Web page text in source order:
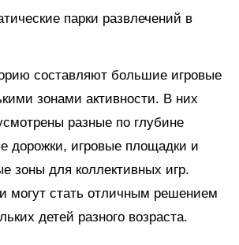
парки развлечений в
составляют большие игровые
зонами активности. В них
разные по глубине
дорожки, игровые площадки и
зоны для коллективных игр.
могут стать отличным решением
детей разного возраста.